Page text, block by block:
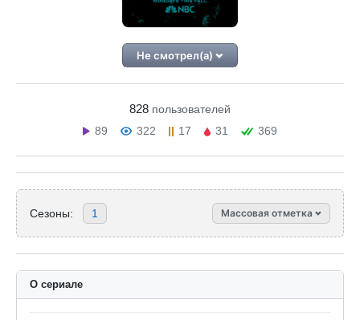
Не смотрел(а)
828 пользователей
89
322 17 31 369
Сезоны: 1 Массовая отметка
О сериале